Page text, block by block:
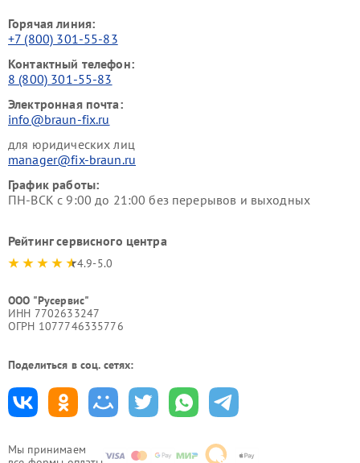
Мы принимаем
Горячая линия:
+7 (800) 301-55-83
Контактный телефон:
8 (800) 301-55-83
Электронная почта:
info@braun-fix.ru
для юридических лиц
manager@fix-braun.ru
График работы:
ПН-ВСК с 9:00 до 21:00 без перерывов и выходных
Рейтинг сервисного центра
4.9-5.0
ООО "Русервис"
ИНН 7702633247
ОГРН 1077746335776
Поделиться в соц. сетях: